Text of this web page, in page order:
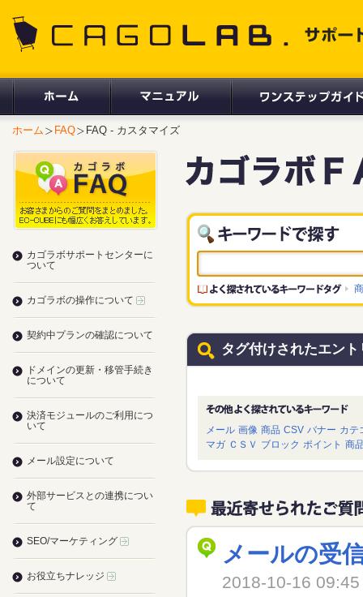
ホーム FAQ FAQ - カスタマイズ
タグ付けされたエント
メール 画像 商品 CSV バナー カテ
マガ ＣＳＶ ブロック ポイント 商
メールの受
2018-10-16
カゴラボサポートセンターに
ついて
カゴラボの操作について
契約中プランの確認について
ドメインの更新・移管手続き
について
決済モジュールのご利用につ
いて
メール設定について
外部サービスとの連携につい
て
SEO/マーケティング
お役立ちナレッジ